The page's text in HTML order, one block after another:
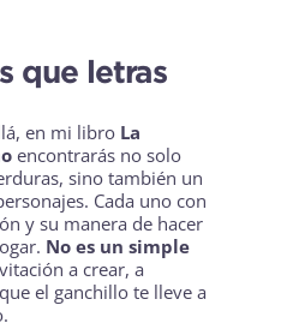
que letras
en mi libro La
encontrarás no solo
sino también un
Cada uno con
y su manera de hacer
No es un simple
a crear, a
el ganchillo te lleve a